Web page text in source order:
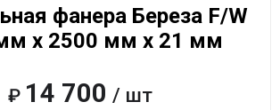
фанера Береза F/W
x 2500 мм x 21 мм
₽ 14 700 / шт